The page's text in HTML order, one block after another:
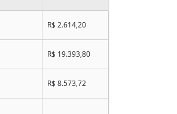
R$ 2.614,20
R$ 19.393,80
R$ 8.573,72